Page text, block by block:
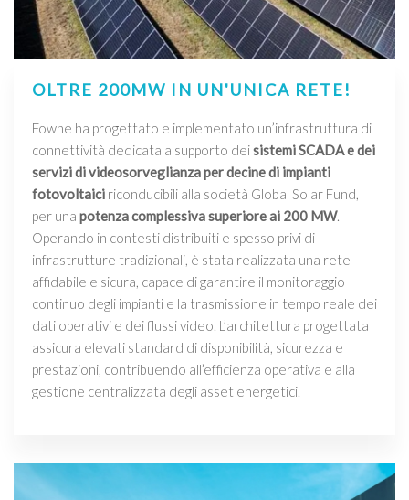
OLTRE 200MW IN UN'UNICA RETE!
Fowhe ha progettato e implementato un’infrastruttura di
connettività dedicata a supporto deisistemi SCADA e dei
servizi di videosorveglianza per decine di impianti
fotovoltaici riconducibili alla società Global Solar Fund,
per una potenza complessiva superiore ai 200 MW.
Operando in contesti distribuiti e spesso privi di
infrastrutture tradizionali, è stata realizzata una rete
affidabile e sicura, capace di garantire il monitoraggio
continuo degli impianti e la trasmissione in tempo reale dei
dati operativi e dei flussi video. L’architettura progettata
assicura elevati standard di disponibilità, sicurezza e
prestazioni, contribuendo all’efficienza operativa e alla
gestione centralizzata degli asset energetici.